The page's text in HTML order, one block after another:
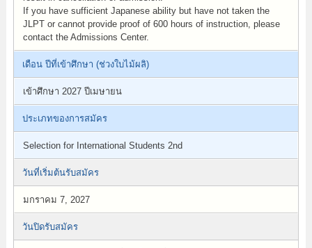
If you have sufficient Japanese ability but have not taken the
JLPT or cannot provide proof of 600 hours of instruction, please
contact the Admissions Center.
เดือน ปีที่เข้าศึกษา (ช่วงใบไม้ผลิ)
เข้าศึกษา 2027 ปีเมษายน
ประเภทของการสมัคร
Selection for International Students 2nd
วันที่เริ่มต้นรับสมัคร
มกราคม 7, 2027
วันปิดรับสมัคร